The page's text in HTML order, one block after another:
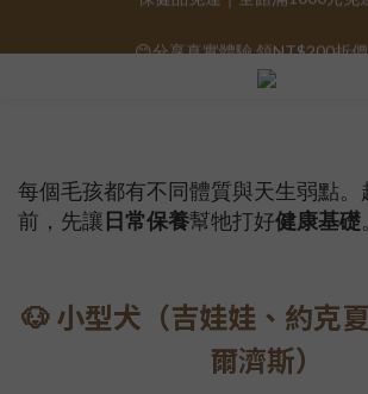
保健品免運｜全館滿1000元免
每個毛孩都有不同體質與天生弱點。
前，先讓日常保養幫牠打好健康基礎。
🐶 小型犬（吉娃娃、約克
爾濟斯）